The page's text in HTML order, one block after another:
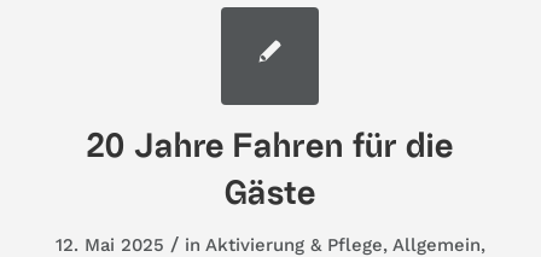
20 Jahre Fahren für die
Gäste
12. Mai 2025 / in Aktivierung & Pflege, Allgemein,